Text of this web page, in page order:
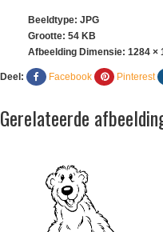
Beeldtype: JPG
Grootte: 54 KB
Afbeelding Dimensie: 1284 ×
Deel: Facebook Pinterest
Gerelateerde